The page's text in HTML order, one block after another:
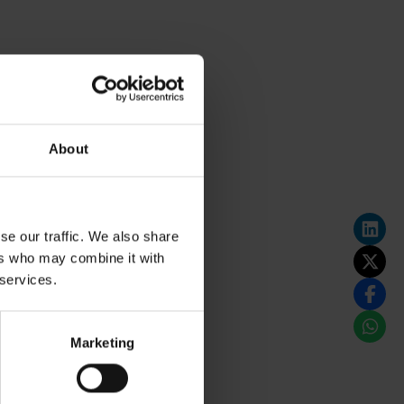
About
our traffic. We also share
who may combine it with
Marketing